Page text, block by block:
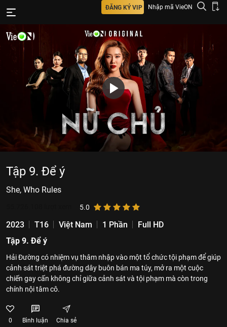
ĐĂNG KÝ VIP Nhập mã VieON
Tập 9. Để ý
She, Who Rules
5.0
2023 T16 Việt Nam 1 Phần
Full HD
Tập 9. Để ý
Hải Đường có nhiệm vụ thâm nhập vào một tổ chức tội phạm để giúp
cảnh sát triệt phá đường dây buôn bán ma túy, mở ra một cuộc
chiến gay cấn không chỉ giữa cảnh sát và tội phạm mà còn trong
chính nội tâm cô.
0 Bình luận Chia sẻ